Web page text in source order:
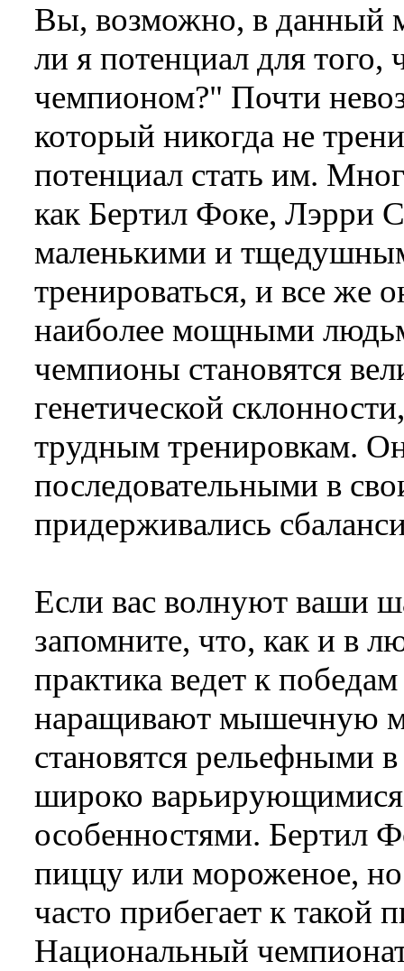
Вы, возможно, в данный
ли я потенциал для того,
чемпионом?" Почти
который никогда не
потенциал стать им.
как Бертил Фоке, Лэрри
маленькими и
тренироваться, и все же
наиболее мощными
чемпионы становятся
генетической
трудным тренировкам.
последовательными в
придерживались
Если вас волнуют ваши
запомните, что, как и в
практика ведет к
наращивают мышечную
становятся рельефными
широко
особенностями. Бертил
пиццу или мороженое,
часто прибегает к такой
Национальный